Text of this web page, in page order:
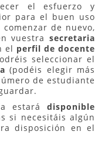
el esfuerzo y
para el buen uso
de nuevo,
vuestra secretaria
el perfil de docente
seleccionar el
(podéis elegir más
de estudiante
estará disponible
si necesitáis algún
disposición en el